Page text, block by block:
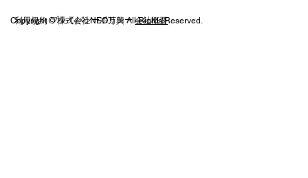
利用規約 ​プライバシーポリシー 会社概要
Copyright © 株式会社NEO万興 All Rights Reserved.